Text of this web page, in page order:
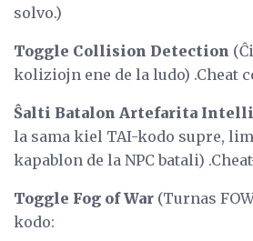
solvo.)
Toggle Collision Detection
koliziojn ene de la ludo) .Cheat
Ŝalti Batalon Artefarita
la sama kiel TAI-kodo supre,
kapablon de la NPC batali)
Toggle Fog of War (Turnas
kodo: